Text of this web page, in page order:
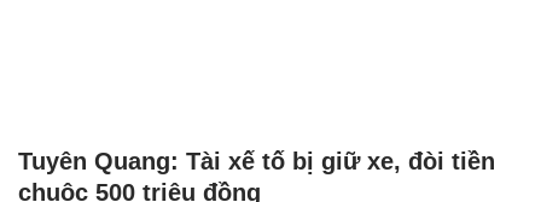
Tuyên Quang: Tài xế tố bị giữ xe, đòi tiền
chuộc 500 triệu đồng